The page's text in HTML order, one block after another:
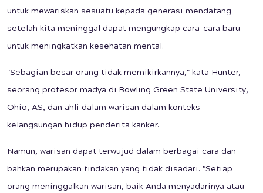
untuk mewariskan sesuatu kepada generasi mendatang
setelah kita meninggal dapat mengungkap cara-cara baru
untuk meningkatkan kesehatan mental.
"Sebagian besar orang tidak memikirkannya," kata Hunter,
seorang profesor madya di Bowling Green State University,
Ohio, AS, dan ahli dalam warisan dalam konteks
kelangsungan hidup penderita kanker.
Namun, warisan dapat terwujud dalam berbagai cara dan
bahkan merupakan tindakan yang tidak disadari. "Setiap
orang meninggalkan warisan, baik Anda menyadarinya atau